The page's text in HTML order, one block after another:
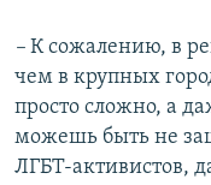
– К сожалению, в
чем в крупных
просто сложно, а
можешь быть не
ЛГБТ-активистов,